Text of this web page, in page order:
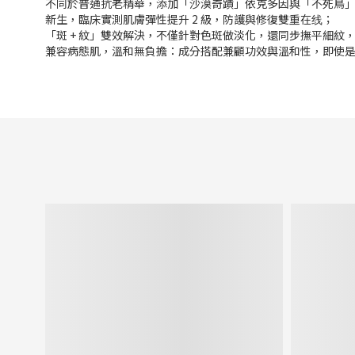
不同於普通抗老精華，添加「沙漠奇蹟」依克多因與「不死
新生，臨床實測肌膚彈性提升 2 級，防護與修復雙重在线；
「斑 + 紋」雙效解決，不僅針對色斑做淡化，還同步撫平細
兼容病態肌，溫和無負擔：成分搭配兼顧功效與溫和性，即使